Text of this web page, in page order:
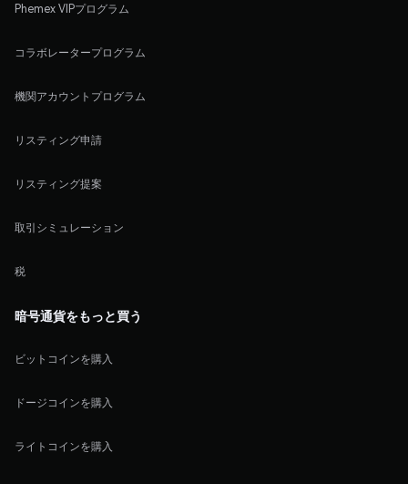
Phemex VIPプログラム
コラボレータープログラム
機関アカウントプログラム
リスティング申請
リスティング提案
取引シミュレーション
税
暗号通貨をもっと買う
ビットコインを購入
ドージコインを購入
ライトコインを購入